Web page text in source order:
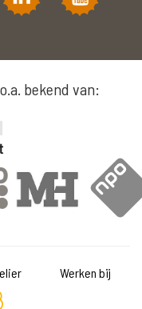
bekend van:
Werken bij